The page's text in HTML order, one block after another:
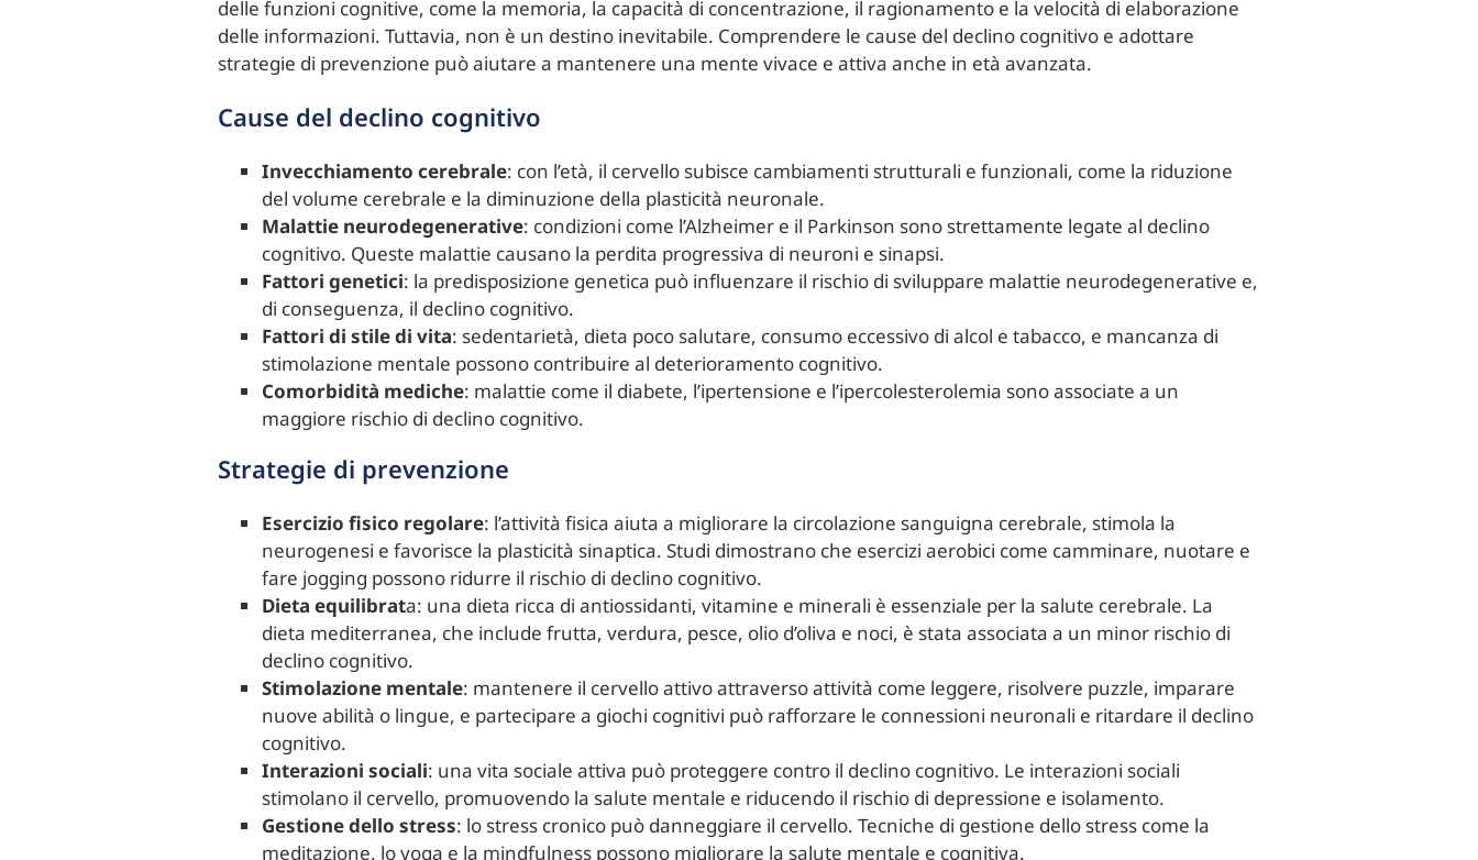
delle funzioni cognitive, come la memoria, la capacità di concentrazione, il ragionamento e la velocità di elaborazione
delle informazioni. Tuttavia, non è un destino inevitabile. Comprendere le cause del declino cognitivo e adottare
strategie di prevenzione può aiutare a mantenere una mente vivace e attiva anche in età avanzata.
Cause del declino cognitivo
Invecchiamento cerebrale: con l’età, il cervello subisce cambiamenti strutturali e funzionali, come la riduzione
del volume cerebrale e la diminuzione della plasticità neuronale.
Malattie neurodegenerative: condizioni come l’Alzheimer e il Parkinson sono strettamente legate al declino
cognitivo. Queste malattie causano la perdita progressiva di neuroni e sinapsi.
Fattori genetici: la predisposizione genetica può influenzare il rischio di sviluppare malattie neurodegenerative e,
di conseguenza, il declino cognitivo.
Fattori di stile di vita: sedentarietà, dieta poco salutare, consumo eccessivo di alcol e tabacco, e mancanza di
stimolazione mentale possono contribuire al deterioramento cognitivo.
Comorbidità mediche: malattie come il diabete, l’ipertensione e l’ipercolesterolemia sono associate a un
maggiore rischio di declino cognitivo.
Strategie di prevenzione
Esercizio fisico regolare: l’attività fisica aiuta a migliorare la circolazione sanguigna cerebrale, stimola la
neurogenesi e favorisce la plasticità sinaptica. Studi dimostrano che esercizi aerobici come camminare, nuotare e
fare jogging possono ridurre il rischio di declino cognitivo.
Dieta equilibrata: una dieta ricca di antiossidanti, vitamine e minerali è essenziale per la salute cerebrale. La
dieta mediterranea, che include frutta, verdura, pesce, olio d’oliva e noci, è stata associata a un minor rischio di
declino cognitivo.
Stimolazione mentale: mantenere il cervello attivo attraverso attività come leggere, risolvere puzzle, imparare
nuove abilità o lingue, e partecipare a giochi cognitivi può rafforzare le connessioni neuronali e ritardare il declino
cognitivo.
Interazioni sociali: una vita sociale attiva può proteggere contro il declino cognitivo. Le interazioni sociali
stimolano il cervello, promuovendo la salute mentale e riducendo il rischio di depressione e isolamento.
Gestione dello stress: lo stress cronico può danneggiare il cervello. Tecniche di gestione dello stress come la
meditazione, lo yoga e la mindfulness possono migliorare la salute mentale e cognitiva.